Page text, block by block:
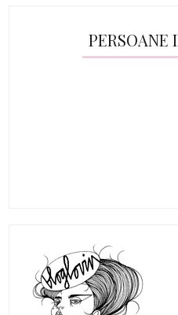
PERSOANE